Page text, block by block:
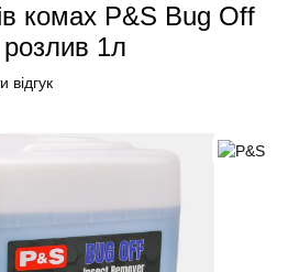
комах P&S Bug Off
1л
відгук